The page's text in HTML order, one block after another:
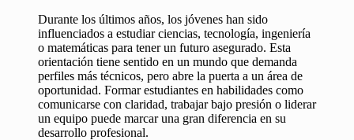
Durante los últimos años, los jóvenes han sido
influenciados a estudiar ciencias, tecnología, ingeniería
o matemáticas para tener un futuro asegurado. Esta
orientación tiene sentido en un mundo que demanda
perfiles más técnicos, pero abre la puerta a un área de
oportunidad. Formar estudiantes en habilidades como
comunicarse con claridad, trabajar bajo presión o liderar
un equipo puede marcar una gran diferencia en su
desarrollo profesional.